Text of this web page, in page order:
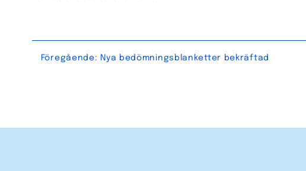
Inläggsnavigering
Föregående: Nya bedömningsblanketter bekräftad